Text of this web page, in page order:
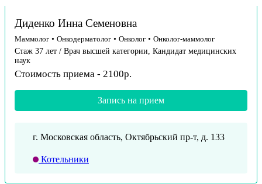
Диденко Инна Семеновна
Маммолог • Онкодерматолог • Онколог • Онколог-маммолог
Стаж 37 лет / Врач высшей категории, Кандидат медицинских
наук
Стоимость приема - 2100р.
Запись на прием
г. Московская область, Октябрьский пр-т, д. 133
Котельники